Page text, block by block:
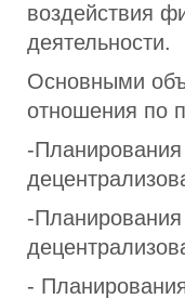
воздействия
деятельности.
Основными
отношения по
-
-
-